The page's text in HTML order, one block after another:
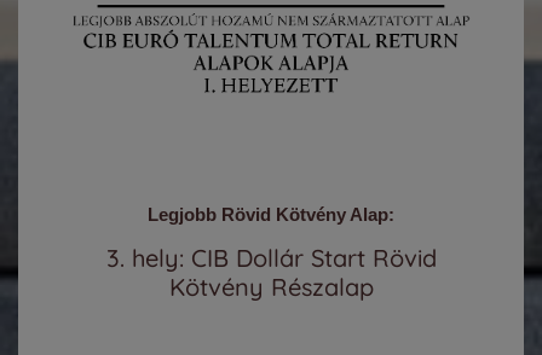
Legjobb Rövid Kötvény Alap:
3. hely: CIB Dollár Start Rövid
Kötvény Részalap